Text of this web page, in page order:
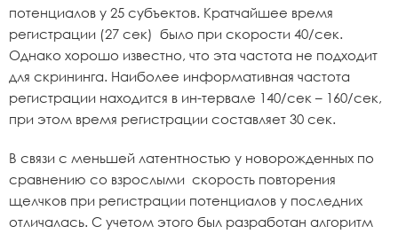
потенциалов у 25 субъектов. Кратчайшее время
регистрации (27 сек) было при скорости 40/сек.
Однако хорошо известно, что эта частота не подходит
для скрининга. Наиболее информативная частота
регистрации находится в ин-тервале 140/сек – 160/сек,
при этом время регистрации составляет 30 сек.
В связи с меньшей латентностью у новорожденных по
сравнению со взрослыми скорость повторения
щелчков при регистрации потенциалов у последних
отличалась. С учетом этого был разработан алгоритм